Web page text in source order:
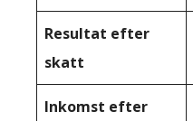
Resultat efter
skatt
Inkomst efter